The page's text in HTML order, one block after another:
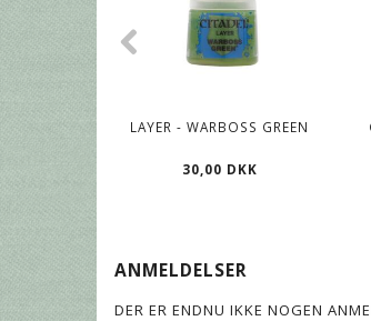
LAYER - WARBOSS GREEN
30,00 DKK
ANMELDELSER
DER ER ENDNU IKKE NOGEN